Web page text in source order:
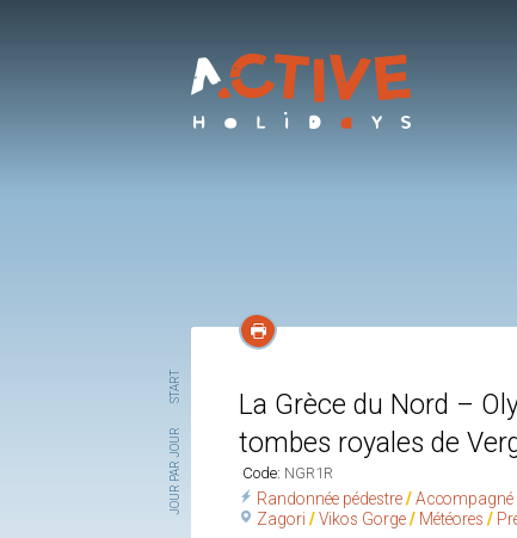
La Grèce du Nord –
tombes royales de
Code: NGR1R
Randonnée pédestre Accompagné
Zagori
Vikos Gorge Météores
JOUR PAR JOUR
START